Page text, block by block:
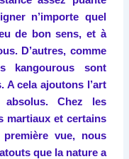
n’importe quel
de bon sens, et à
D’autres, comme
kangourous sont
A cela ajoutons l’art
Chez les
martiaux et certains
vue, nous
que la nature a